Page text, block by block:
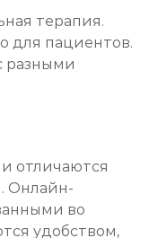
терапия.
для пациентов.
разными
отличаются
Онлайн-
во
удобством,